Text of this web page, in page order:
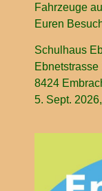
Fahrzeuge
Euren
Schulhaus
Ebnetstrasse
8424
5. Sept.